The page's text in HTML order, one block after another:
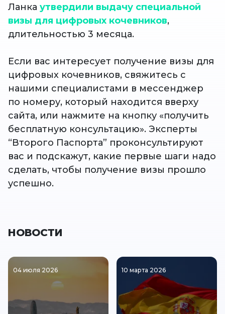
Ланка утвердили выдачу специальной
визы для цифровых кочевников,
длительностью 3 месяца.
Если вас интересует получение визы для
цифровых кочевников, свяжитесь с
нашими специалистами в мессенджер
по номеру, который находится вверху
сайта, или нажмите на кнопку «получить
бесплатную консультацию». Эксперты
“Второго Паспорта” проконсультируют
вас и подскажут, какие первые шаги надо
сделать, чтобы получение визы прошло
успешно.
НОВОСТИ
04 июля 2026 10 марта 2026